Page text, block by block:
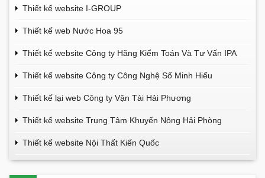
Thiết kế website I-GROUP
Thiết kế web Nước Hoa 95
Thiết kế website Công ty Hãng Kiểm Toán Và Tư Vấn IPA
Thiết kế website Công ty Công Nghệ Số Minh Hiếu
Thiết kế lại web Công ty Vận Tải Hải Phương
Thiết kế website Trung Tâm Khuyến Nông Hải Phòng
Thiết kế website Nội Thất Kiến Quốc